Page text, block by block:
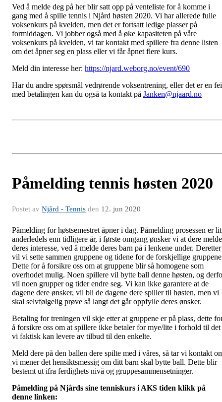
Ved å melde deg på her blir satt opp på venteliste for å komme i
gang med å spille tennis i Njård høsten 2020. Vi har allerede fulle
voksenkurs på kvelden, men det er fortsatt ledige plasser på
formiddagen. Vi jobber også med å øke kapasiteten på våre
voksenkurs på kvelden, vi tar kontakt med spillere fra denne listen
om det åpner seg en plass eller vi får åpnet flere kurs.
Meld din interesse her: https://njard.weborg.no/event/690
Har du andre spørsmål vedrørende voksentrening, eller det er en
med betalingen kan du også ta kontakt på Janken@njaard.no
Påmelding tennis høsten 2020
Postet av Njård - Tennis den 12. jun 2020
Påmelding for høstsemestret åpner i dag. Påmelding prosessen er
anderledels enn tidligere år, i første omgang ønsker vi at dere
deres interesse, ved å melde deres barn på i lenkene under. Deretter
vil vi sette sammen gruppene og tidene for de forskjellige
Dette for å forsikre oss om at gruppene blir så homogene som
overhodet mulig. Noen spillere vil bytte ball denne høsten, og
vil noen grupper og tider endre seg. Vi kan ikke garantere at de
dagene dere ønsker, vil bli de dagene dere spiller til høsten, men vi
skal selvfølgelig prøve så langt det går oppfylle deres ønsker.
Betaling for treningen vil skje etter at gruppene er på plass, dette
å forsikre oss om at spillere ikke betaler for mye/lite i forhold til det
vi faktisk kan levere av tilbud til den enkelte.
Meld dere på den ballen dere spilte med i våres, så tar vi kontakt
vi mener det hensiktsmessig om ditt barn skal bytte ball. Dette blir
bestemt ut ifra ferdighets nivå og gruppesammensetninger.
Påmelding på Njårds sine tenniskurs i AKS tiden klikk på
denne linken: